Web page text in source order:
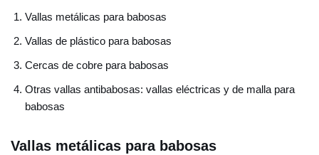
Vallas metálicas para babosas
Vallas de plástico para babosas
Cercas de cobre para babosas
Otras vallas antibabosas: vallas eléctricas y de malla para
babosas
Vallas metálicas para babosas